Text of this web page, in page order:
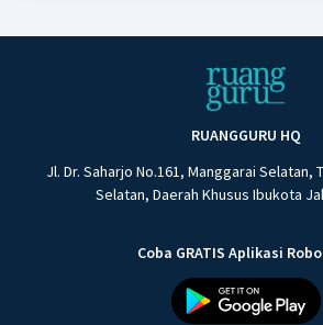
RUANGGURU HQ
Jl. Dr. Saharjo No.161, Manggarai
Selatan, Daerah Khusus Ibukota
Coba GRATIS Aplikasi